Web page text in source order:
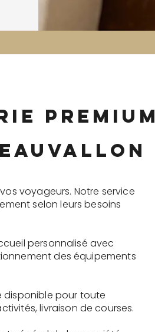
premium
voyageurs. Notre service
selon leurs besoins
personnalisé avec
des équipements
disponible pour toute
livraison de courses.